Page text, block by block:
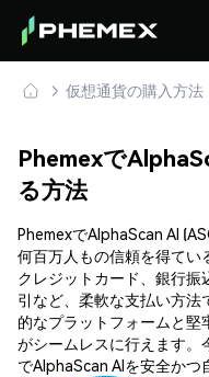
仮想通貨の購入方法
Phemexで
る方法
PhemexでAlphaScan AI
何百万人もの信頼を得てい
クレジットカード、銀行振
引など、柔軟な支払い方
的なプラットフォームと堅
がシームレスに行えます。
でAlphaScan AIを安全かつ